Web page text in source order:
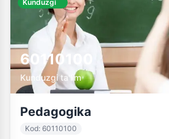
60110100
Kunduzgi ta'lim
Kunduzgi
Pedagogika
Kod: 60110100